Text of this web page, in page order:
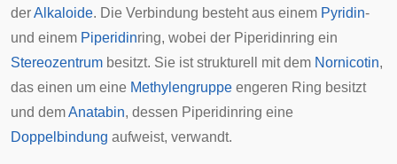
derAlkaloide. Die Verbindung besteht aus einem Pyridin-
und einem Piperidinring, wobei der Piperidinring ein
Stereozentrum besitzt. Sie ist strukturell mit dem Nornicotin,
das einen um eine Methylengruppe engeren Ring besitzt
und demAnatabin, dessen Piperidinring eine
Doppelbindung aufweist, verwandt.